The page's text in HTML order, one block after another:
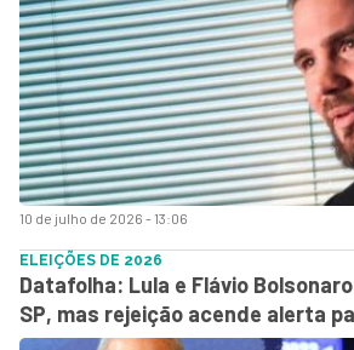
10 de julho de 2026 - 13:06
ELEIÇÕES DE 2026
Datafolha: Lula e Flávio
SP, mas rejeição acende alerta